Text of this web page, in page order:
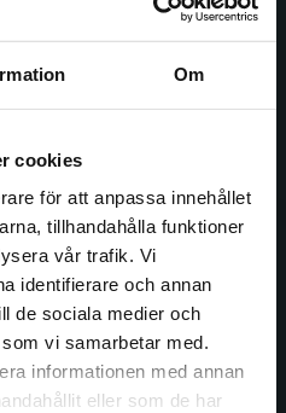
Om
cookies
för att anpassa innehållet
tillhandahålla funktioner
vår trafik. Vi
identifierare och annan
de sociala medier och
vi samarbetar med.
informationen med annan
eller som de har